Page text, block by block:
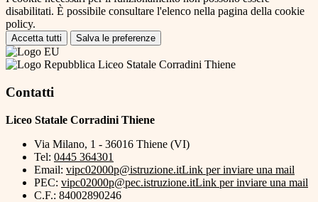
disabilitati. È possibile consultare l'elenco nella pagina della cookie
policy.
Accetta tutti Salva le preferenze
Liceo Statale Corradini Thiene
Contatti
Liceo Statale Corradini Thiene
Via Milano, 1 - 36016 Thiene (VI)
Tel: 0445 364301
Email: vipc02000p@istruzione.itLink per inviare una mail
PEC: vipc02000p@pec.istruzione.itLink per inviare una mail
C.F.: 84002890246